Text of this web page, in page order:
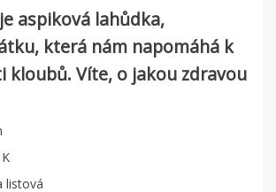
aspiková lahůdka,
která nám napomáhá k
kloubů. Víte, o jakou zdravou
listová